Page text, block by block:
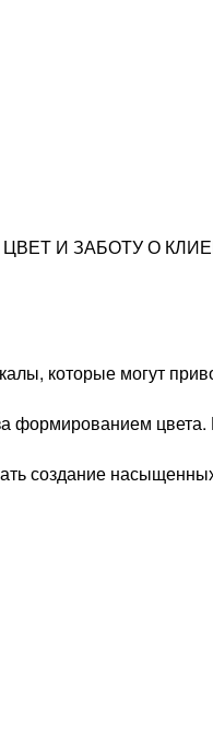
И ЗАБОТУ О
которые могут
формированием
создание